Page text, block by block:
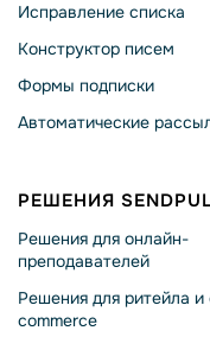
Исправление списка
Конструктор писем
Формы подписки
Автоматические
РЕШЕНИЯ
Решения для онлайн-
преподавателей
Решения для ритейла и
commerce